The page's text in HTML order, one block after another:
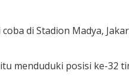
di Stadion Madya,
menduduki posisi ke-32